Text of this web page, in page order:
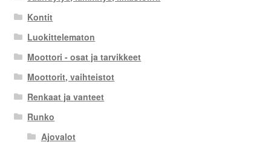
Kontit
Luokittelematon
Moottori - osat ja tarvikkeet
Moottorit, vaihteistot
Renkaat ja vanteet
Runko
Ajovalot